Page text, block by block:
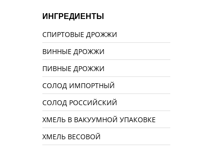
ИНГРЕДИЕНТЫ
СПИРТОВЫЕ ДРОЖЖИ
ВИННЫЕ ДРОЖЖИ
ПИВНЫЕ ДРОЖЖИ
СОЛОД ИМПОРТНЫЙ
СОЛОД РОССИЙСКИЙ
ХМЕЛЬ В ВАКУУМНОЙ УПАКОВКЕ
ХМЕЛЬ ВЕСОВОЙ